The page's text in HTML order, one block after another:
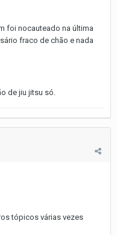
foi nocauteado na última
fraco de chão e nada
de jiu jitsu só.
tópicos várias vezes